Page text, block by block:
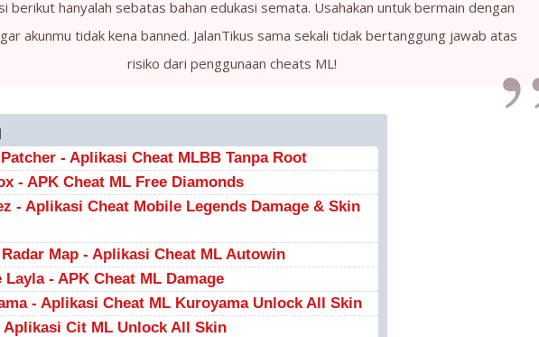
berikut hanyalah sebatas bahan edukasi semata. Usahakan untuk bermain dengan
akunmu tidak kena banned. JalanTikus sama sekali tidak bertanggung jawab atas
risiko dari penggunaan cheats ML!
- Aplikasi Cheat MLBB Tanpa Root
- APK Cheat ML Free Diamonds
- Aplikasi Cheat Mobile Legends Damage & Skin
Map - Aplikasi Cheat ML Autowin
Layla - APK Cheat ML Damage
- Aplikasi Cheat ML Kuroyama Unlock All Skin
Aplikasi Cit ML Unlock All Skin